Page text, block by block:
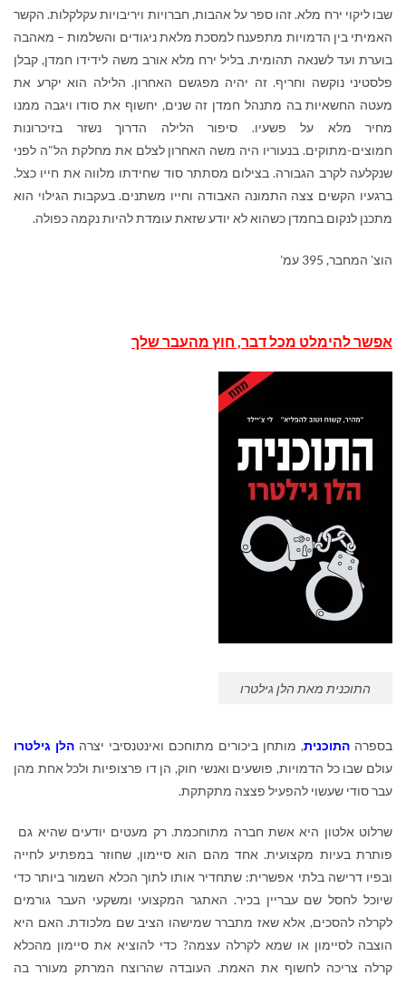
שבו ליקוי ירח מלא. זהו ספר על אהבות, חברויות ויריבויות עקלקלות. הקשר
האמיתי בין הדמויות מתפענח למסכת מלאת ניגודים והשלמות – מאהבה
בוערת ועד לשנאה תהומית. בליל ירח מלא אורב משה לידידו חמדן, קבלן
פלסטיני נוקשה וחריף. זה יהיה מפגשם האחרון. הלילה הוא יקרע את
מעטה החשאיות בה מתנהל חמדן זה שנים, יחשוף את סודו ויגבה ממנו
מחיר מלא על פשעיו. סיפור הלילה הדרוך נשזר בזיכרונות
חמוצים-מתוקים. בנעוריו היה משה האחרון לצלם את מחלקת הל"ה לפני
שנקלעה לקרב הגבורה. בצילום מסתתר סוד שחידתו מלווה את חייו כצל.
ברגעיו הקשים צצה התמונה האבודה וחייו משתנים. בעקבות הגילוי הוא
מתכנן לנקום בחמדן כשהוא לא יודע שזאת עומדת להיות נקמה כפולה.
הוצ' המחבר, 395 עמ'
אפשרלהימלט מכלדבר, חוץ מהעברשלך
התוכנית מאת הלן גילטרו
בספרה התוכנית, מותחן ביכורים מתוחכם ואינטנסיבי יצרה הלן גילטרו
עולם שבו כל הדמויות, פושעים ואנשי חוק, הן דו פרצופיות ולכל אחת מהן
עבר סודי שעשוי להפעיל פצצה מתקתקת.
שרלוט אלטון היא אשת חברה מתוחכמת. רק מעטים יודעים שהיא גם
פותרת בעיות מקצועית. אחד מהם הוא סיימון, שחוזר במפתיע לחייה
ובפיו דרישה בלתי אפשרית: שתחדיר אותו לתוך הכלא השמור ביותר כדי
שיוכל לחסל שם עבריין בכיר. האתגר המקצועי ומשקעי העבר גורמים
לקרלה להסכים, אלא שאז מתברר שמישהו הציב שם מלכודת. האם היא
הוצבה לסיימון או שמא לקרלה עצמה? כדי להוציא את סיימון מהכלא
קרלה צריכה לחשוף את האמת. העובדה שהרוצח המרתק מעורר בה